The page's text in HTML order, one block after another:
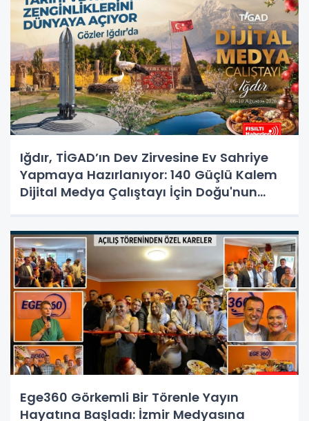
Iğdır, TİGAD’ın Dev Zirvesine Ev Sahriye
Yapmaya Hazırlanıyor: 140 Güçlü Kalem
Dijital Medya Çalıştayı İçin Doğu'nun
Ege360 Görkemli Bir Törenle Yayın
Hayatına Başladı: İzmir Medyasına